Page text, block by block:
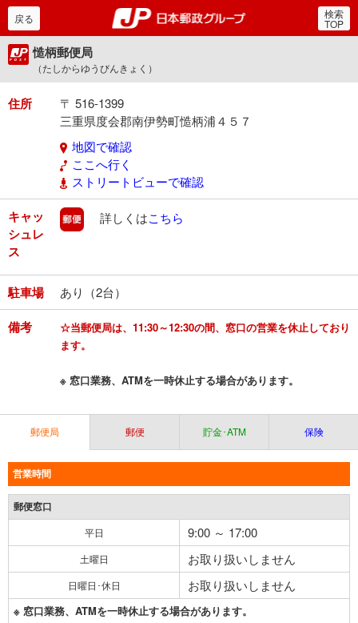
郵便局・日本郵政グルー
戻る 検索
TOP
慥柄郵便局
（たしからゆうびんきょく）
住所
〒 516-1399
三重県度会郡南伊勢町慥柄浦４５７
地図で確認
ここへ行く
ストリートビューで確認
キャッ
シュレ
ス
郵便
詳しくはこちら
駐車場 あり（2台）
備考
☆当郵便局は、11:30～12:30の間、窓口の営業を休止しており
ます。
※ 窓口業務、ATMを一時休止する場合があります。
郵便局 郵便 貯金･ATM 保険
営業時間
郵便窓口
平日 9:00 ～ 17:00
土曜日 お取り扱いしません
日曜日･休日 お取り扱いしません
※ 窓口業務、ATMを一時休止する場合があります。